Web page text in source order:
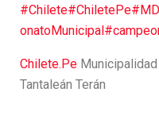
#Chilete#ChiletePe
onatoMunicipal
Chilete.Pe
Tantaleán Terán